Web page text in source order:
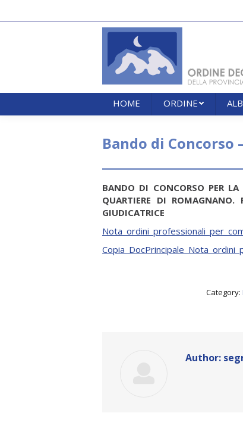
HOME ORDINE
Bando di Concorso
BANDO DI CONCORSO PER
QUARTIERE DI
GIUDICATRICE
Category:
Author: